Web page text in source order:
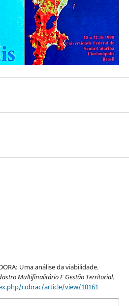
Uma análise da viabilidade.
Multifinalitário E Gestão Territorial.
cobrac/article/view/10161